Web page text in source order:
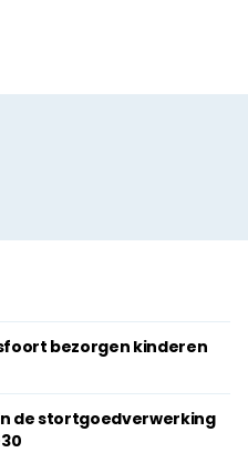
bezorgen kinderen
de stortgoedverwerking